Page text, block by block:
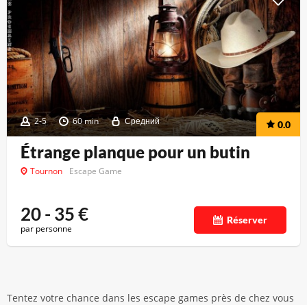
2-5 60 min Средний 0.0
Étrange planque pour un butin
Tournon Escape Game
20 - 35€
par personne
Réserver
Tentez votre chance dans les escape games près de chez vous